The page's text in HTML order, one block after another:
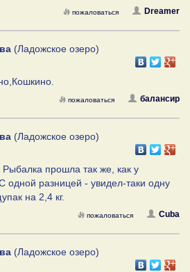
Dreamer
пожаловаться
(Ладожское озеро)
балансир
пожаловаться
(Ладожское озеро)
прошла так же, как у
одной разницей - увидел-таки одну
на 2,4 кг.
Cuba
пожаловаться
(Ладожское озеро)